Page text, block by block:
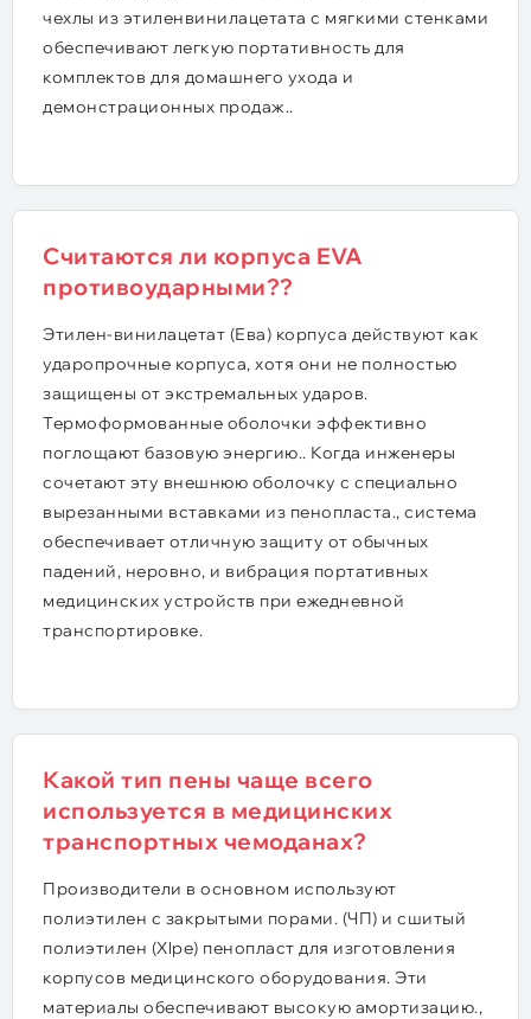
чехлы из этиленвинилацетата с мягкими стенками
обеспечивают легкую портативность для
комплектов для домашнего ухода и
демонстрационных продаж..
Считаются ли корпуса EVA
противоударными??
Этилен-винилацетат (Ева) корпуса действуют как
ударопрочные корпуса, хотя они не полностью
защищены от экстремальных ударов.
Термоформованные оболочки эффективно
поглощают базовую энергию.. Когда инженеры
сочетают эту внешнюю оболочку с специально
вырезанными вставками из пенопласта., система
обеспечивает отличную защиту от обычных
падений, неровно, и вибрация портативных
медицинских устройств при ежедневной
транспортировке.
Какой тип пены чаще всего
используется в медицинских
транспортных чемоданах?
Производители в основном используют
полиэтилен с закрытыми порами. (ЧП) и сшитый
полиэтилен (Xlpe) пенопласт для изготовления
корпусов медицинского оборудования. Эти
материалы обеспечивают высокую амортизацию.,